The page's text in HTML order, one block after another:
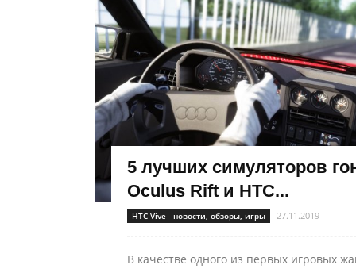
5 лучших симуляторов
Oculus Rift и HTC...
HTC Vive - новости, обзоры, игры 27.11.2019
В качестве одного из первых игровых